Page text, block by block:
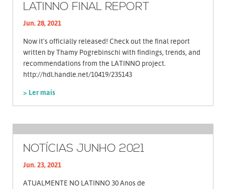
LATINNO FINAL REPORT
Jun. 28, 2021
Now it's officially released! Check out the final report
written by Thamy Pogrebinschi with findings, trends, and
recommendations from the LATINNO project.
http://hdl.handle.net/10419/235143
> Ler mais
NOTÍCIAS JUNHO 2021
Jun. 23, 2021
ATUALMENTE NO LATINNO 30 Anos de